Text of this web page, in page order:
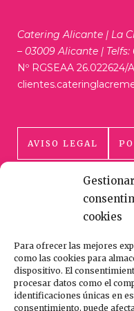
cookies
Para ofrecer las mejores
como las cookies para
dispositivo. El
procesar datos como el
identificaciones únicas en
consentimiento, puede
Catering Alicante | La
– 03009 Alicante | Telfs:
Nº RGSEAA 26.022624/A
AVISO LEGAL
POLÍTICA DE
HECHO